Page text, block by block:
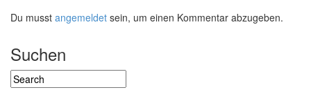
Du musst angemeldet sein, um einen Kommentar abzugeben.
Suchen